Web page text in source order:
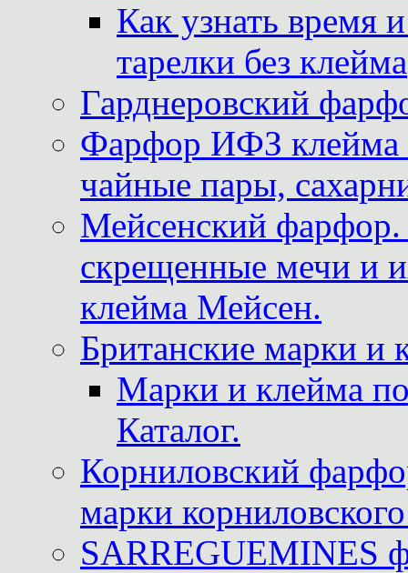
Как узнать время
тарелки без клейма
Гарднеровский
Фарфор ИФЗ клейма
чайные пары,
Мейсенский фарфор.
скрещенные мечи и
клейма Мейсен.
Британские марки и
Марки и клейма
Каталог.
Корниловский
марки
SARREGUEMINES